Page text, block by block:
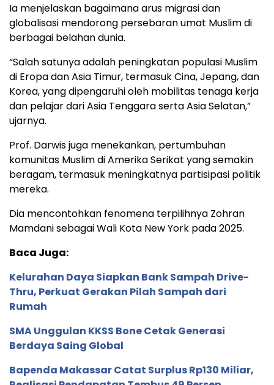
Ia menjelaskan bagaimana arus migrasi dan
globalisasi mendorong persebaran umat Muslim di
berbagai belahan dunia.
“Salah satunya adalah peningkatan populasi Muslim
di Eropa dan Asia Timur, termasuk Cina, Jepang, dan
Korea, yang dipengaruhi oleh mobilitas tenaga kerja
dan pelajar dari Asia Tenggara serta Asia Selatan,”
ujarnya.
Prof. Darwis juga menekankan, pertumbuhan
komunitas Muslim di Amerika Serikat yang semakin
beragam, termasuk meningkatnya partisipasi politik
mereka.
Dia mencontohkan fenomena terpilihnya Zohran
Mamdani sebagai Wali Kota New York pada 2025.
Baca Juga:
Kelurahan Daya Siapkan Bank Sampah Drive-
Thru, Perkuat Gerakan Pilah Sampah dari
Rumah
SMA Unggulan KKSS Bone Cetak Generasi
Berdaya Saing Global
Bapenda Makassar Catat Surplus Rp130 Miliar,